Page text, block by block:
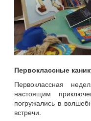
Первоклассные
Первоклассная
настоящим
погружались в
встречи.